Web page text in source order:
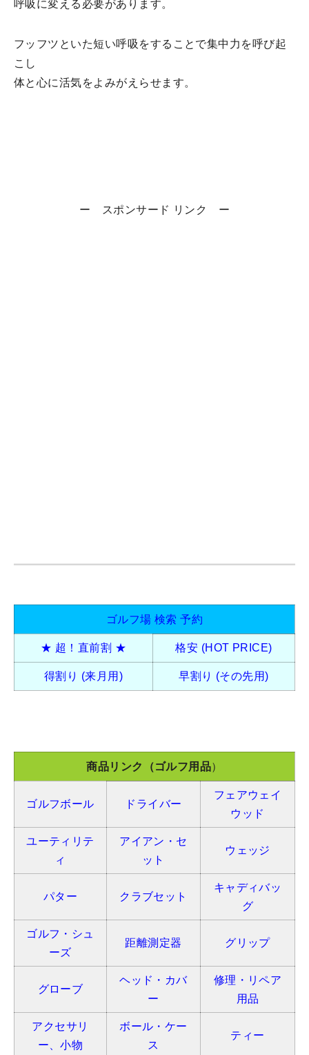
呼吸に変える必要があります。
フッフツといた短い呼吸をすることで集中力を呼び起
こし
体と心に活気をよみがえらせます。
ー スポンサード リンク ー
ゴルフ場 検索 予約
★ 超！直前割 ★ 格安 (HOT PRICE)
得割り (来月用) 早割り (その先用)
商品リンク（ゴルフ用品）
ゴルフボール ドライバー
フェアウェイ
ウッド
ユーティリテ
ィ
アイアン・セ
ット
ウェッジ
パター クラブセット
キャディバッ
グ
ゴルフ・シュ
ーズ
距離測定器 グリップ
グローブ
ヘッド・カバ
ー
修理・リペア
用品
アクセサリ
ー、小物
ボール・ケー
ス
ティー